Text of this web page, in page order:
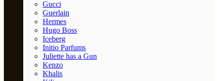
Gucci
Guerlain
Hermes
Hugo Boss
Iceberg
Initio Parfums
Juliette has a Gun
Kenzo
Khalis